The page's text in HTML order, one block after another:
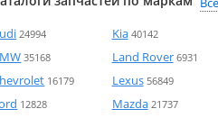
24994
35168
16179
12828
Kia 40142
Land Rover 6931
Lexus 56849
Mazda 21737